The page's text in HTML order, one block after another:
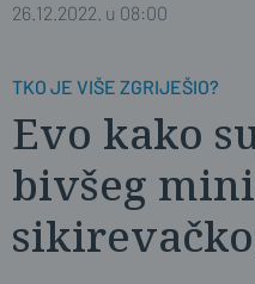
26.12.2022. u 08:00
TKO JE VIŠE ZGRIJEŠIO?
Evo kako
bivšeg